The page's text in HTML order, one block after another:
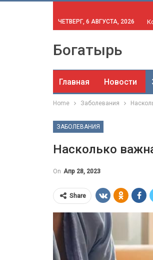
ЧЕТВЕРГ, 6 АВГУСТА, 2026
Богатырь
Главная Новости
Home Заболевания
ЗАБОЛЕВАНИЯ
Насколько
On Апр 28, 2023
Share